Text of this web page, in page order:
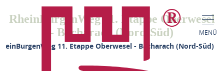
MENÜ
RheinBurgenWeg 11. Etappe Oberwesel
- Bacharach (Nord-Süd)
11. Etappe Oberwesel - Bacharach (Nord-Süd)